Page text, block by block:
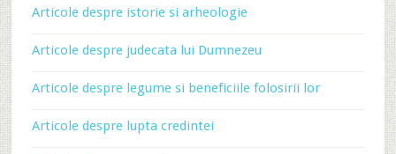
Articole despre istorie si arheologie
Articole despre judecata lui Dumnezeu
Articole despre legume si beneficiile folosirii lor
Articole despre lupta credintei